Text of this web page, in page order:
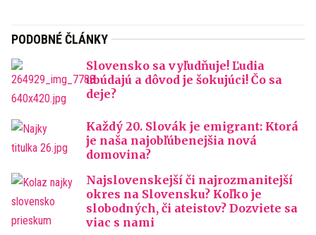
PODOBNÉ ČLÁNKY
Slovensko sa vyľudňuje! Ľudia
ubúdajú a dôvod je šokujúci! Čo sa
deje?
Každý 20. Slovák je emigrant: Ktorá
je naša najobľúbenejšia nová
domovina?
Najslovenskejší či najrozmanitejší
okres na Slovensku? Koľko je
slobodných, či ateistov? Dozviete sa
viac s nami